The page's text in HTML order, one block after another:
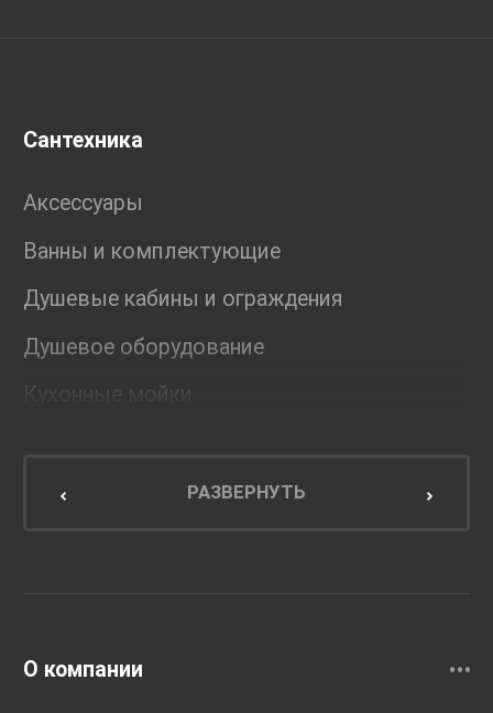
Сантехника
Аксессуары
Ванны и комплектующие
Душевые кабины и ограждения
Душевое оборудование
Кухонные мойки
Мебель для кухниРАЗВЕРНУТЬ
О компании